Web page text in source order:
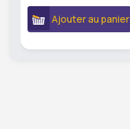
Ajouter au panier